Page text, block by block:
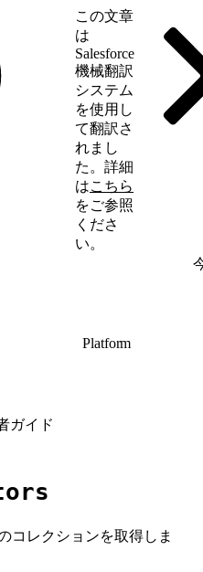
この文章
は
Salesforce
機械翻訳
システム
を使用し
て翻訳さ
れまし
た。詳細
はこちら
をご参照
くださ
い。
Platform
ガイド
コレクションを取得しま